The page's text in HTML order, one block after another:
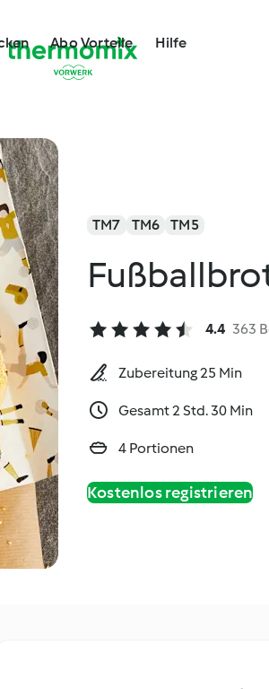
Abo Vorteile Hilfe
TM7 TM6 TM5
4.4 363
Zubereitung 25 Min
Gesamt 2 Std. 30 Min
4 Portionen
Kostenlos registrieren